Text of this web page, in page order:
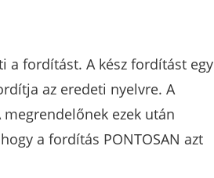
a fordítást. A kész fordítást egy
az eredeti nyelvre. A
ezek után
a fordítás PONTOSAN azt